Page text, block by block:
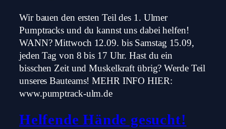
Wir bauen den ersten Teil des 1. Ulmer
Pumptracks und du kannst uns dabei helfen!
WANN? Mittwoch 12.09. bis Samstag 15.09,
jeden Tag von 8 bis 17 Uhr. Hast du ein
bisschen Zeit und Muskelkraft übrig? Werde Teil
unseres Bauteams! MEHR INFO HIER:
www.pumptrack-ulm.de
Helfende Hände gesucht!